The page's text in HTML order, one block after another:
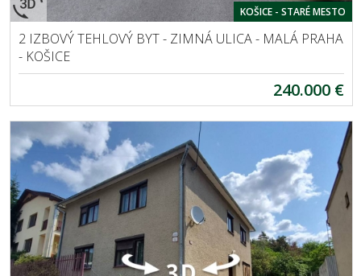
KOŠICE - STARÉ MESTO
2 IZBOVÝ TEHLOVÝ BYT - ZIMNÁ ULICA - MALÁ PRAHA
- KOŠICE
240.000 €